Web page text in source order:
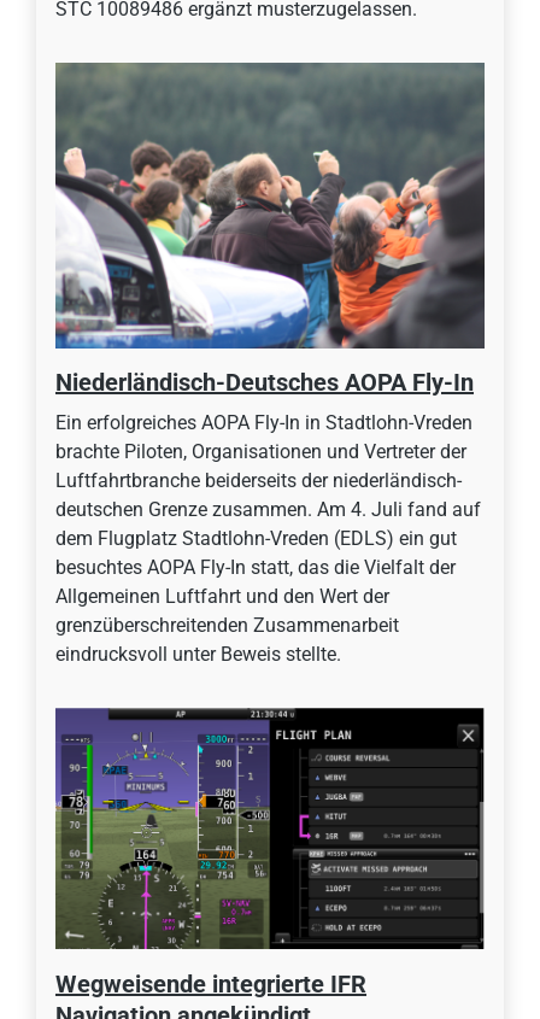
STC 10089486 ergänzt musterzugelassen.
Niederländisch-Deutsches AOPA Fly-In
Ein erfolgreiches AOPA Fly-In in Stadtlohn-Vreden
brachte Piloten, Organisationen und Vertreter der
Luftfahrtbranche beiderseits der niederländisch-
deutschen Grenze zusammen. Am 4. Juli fand auf
dem Flugplatz Stadtlohn-Vreden (EDLS) ein gut
besuchtes AOPA Fly-In statt, das die Vielfalt der
Allgemeinen Luftfahrt und den Wert der
grenzüberschreitenden Zusammenarbeit
eindrucksvoll unter Beweis stellte.
Wegweisende integrierte IFR